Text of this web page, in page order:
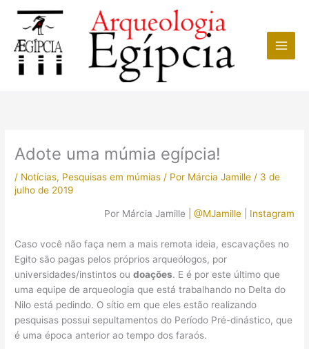
conteúdo
Adote uma múmia egípcia!
/ Notícias, Pesquisas em múmias / Por Márcia Jamille / 3 de
julho de 2019
Por Márcia Jamille | @MJamille| Instagram
Caso você não faça nem a mais remota ideia, escavações no
Egito são pagas pelos próprios arqueólogos, por
universidades/instintos oudoações. E é por este último que
uma equipe de arqueologia que está trabalhando no Delta do
Nilo está pedindo. O sítio em que eles estão realizando
pesquisas possui sepultamentos do Período Pré-dinástico, que
é uma época anterior ao tempo dos faraós.